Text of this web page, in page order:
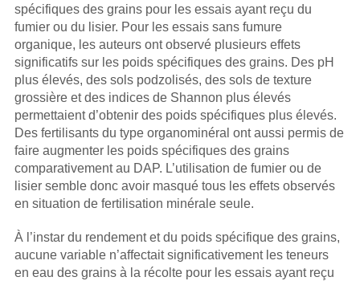
spécifiques des grains pour les essais ayant reçu du
fumier ou du lisier. Pour les essais sans fumure
organique, les auteurs ont observé plusieurs effets
significatifs sur les poids spécifiques des grains. Des pH
plus élevés, des sols podzolisés, des sols de texture
grossière et des indices de Shannon plus élevés
permettaient d’obtenir des poids spécifiques plus élevés.
Des fertilisants du type organominéral ont aussi permis de
faire augmenter les poids spécifiques des grains
comparativement au DAP. L’utilisation de fumier ou de
lisier semble donc avoir masqué tous les effets observés
en situation de fertilisation minérale seule.
À l’instar du rendement et du poids spécifique des grains,
aucune variable n’affectait significativement les teneurs
en eau des grains à la récolte pour les essais ayant reçu